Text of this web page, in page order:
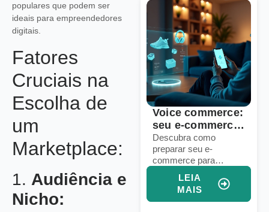
populares que podem ser
ideais para empreendedores
digitais.
Fatores
Cruciais na
Escolha de
um
Marketplace:
1. Audiência e
Nicho:
6 sinais de que
sua operação de
precisa de um
processos, logística e
aprimorar sua
operação de
dropshipping e
aumentar vendas.
LEIA
Voice commerce:
seu e-commerce
está pronto para
vendas por voz?
Descubra como
preparar seu e-
commerce para
vendas por voz e
aumentar conversões
com assistentes
LEIA
MAIS